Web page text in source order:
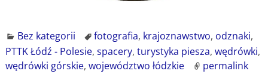
Bez kategorii fotografia, krajoznawstwo, odznaki,
PTTK Łódź - Polesie, spacery, turystyka piesza, wędrówki,
wędrówki górskie, województwo łódzkie permalink